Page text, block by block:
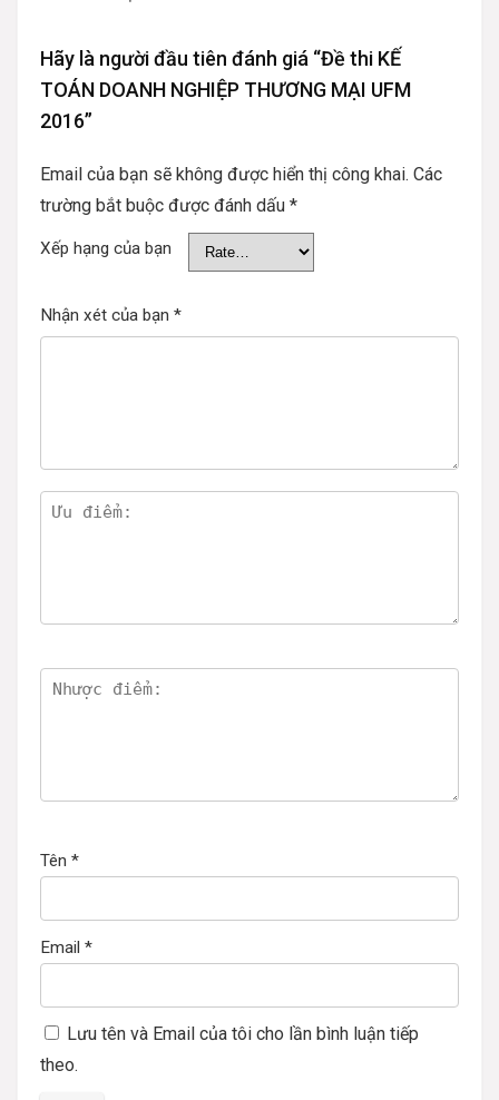
Hãy là người đầu tiên đánh giá “Đề thi KẾ
TOÁN DOANH NGHIỆP THƯƠNG MẠI UFM
2016”
Email của bạn sẽ không được hiển thị công khai. Các
trường bắt buộc được đánh dấu *
Xếp hạng của bạn
Nhận xét của bạn *
Tên *
Email *
Lưu tên và Email của tôi cho lần bình luận tiếp
theo.